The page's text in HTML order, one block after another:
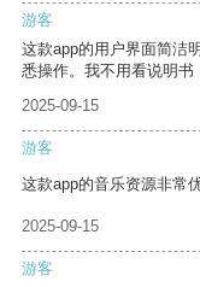
游客
这款app的用户界面简洁
悉操作。我不用看说明书
2025-09-15
游客
这款app的音乐资源非常
2025-09-15
游客